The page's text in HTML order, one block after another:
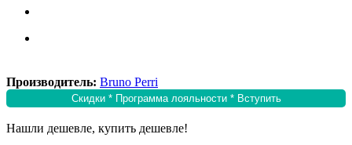
Производитель: Bruno Perri
Скидки * Программа лояльности * Вступить
Нашли дешевле, купить дешевле!